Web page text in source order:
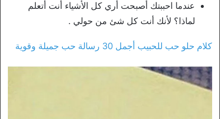
عندما احببتك أصبحت أري كل الأشياء أنت أتعلم
لماذا؟ لأنك أنت كل شئ من حولي .
كلام حلو حب للحبيب أجمل 30 رسالة حب جميلة وقوية